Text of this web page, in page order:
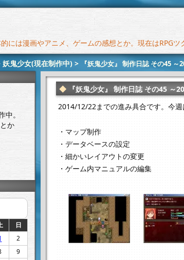
には漫画やアニメ、ゲームの感想とか。現在はRPGツ
妖鬼少女(現在制作中) > 『妖鬼少女』 制作日誌 その45
『妖鬼少女』 制作日誌 その45 ～
2014/12/22までの進み具合です。今週
・マップ制作
・データベースの設定
・細かいレイアウトの変更
・ゲーム内マニュアルの編集
中。
か
日
2
9